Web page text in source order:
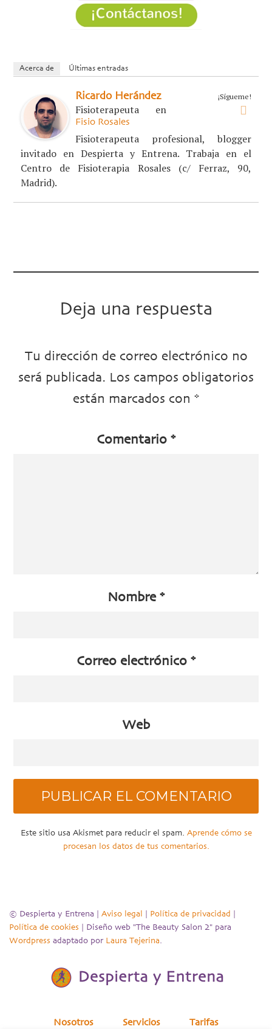
Acerca de Últimas entradas
¡Sígueme!
Ricardo Herández
Fisioterapeuta en
Fisio Rosales
Fisioterapeuta profesional, blogger
invitado en Despierta y Entrena. Trabaja en el
Centro de Fisioterapia Rosales (c/ Ferraz, 90,
Madrid).
Deja una respuesta
Tu dirección de correo electrónico no
será publicada. Los campos obligatorios
están marcados con *
Comentario *
Nombre *
Correo electrónico *
Web
Este sitio usa Akismet para reducir el spam. Aprende cómo se
procesan los datos de tus comentarios.
© Despierta y Entrena | Aviso legal Política de privacidad
Política de cookies | Diseño web "The Beauty Salon 2" para
Wordpress adaptado por Laura Tejerina.
Nosotros Servicios Tarifas